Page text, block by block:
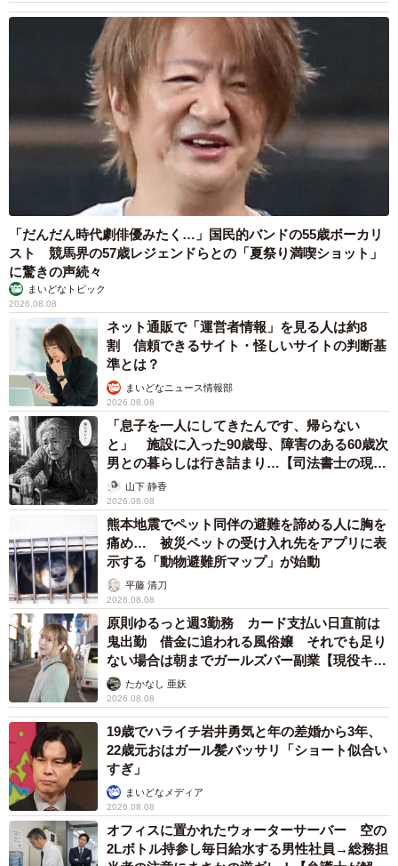
「だんだん時代劇俳優みたく…」国民的バンドの55歳ボーカリ
スト 競馬界の57歳レジェンドらとの「夏祭り満喫ショット」
に驚きの声続々
まいどなトピック
2026.08.08
ネット通販で「運営者情報」を見る人は約8
割 信頼できるサイト・怪しいサイトの判断基
準とは？
まいどなニュース情報部
2026.08.08
「息子を一人にしてきたんです、帰らない
と」 施設に入った90歳母、障害のある60歳次
男との暮らしは行き詰まり…【司法書士の現場
から】山下 静香
2026.08.08
熊本地震でペット同伴の避難を諦める人に胸を
痛め… 被災ペットの受け入れ先をアプリに表
示する「動物避難所マップ」が始動
平藤 清刀
2026.08.08
原則ゆるっと週3勤務 カード支払い日直前は
鬼出勤 借金に追われる風俗嬢 それでも足り
ない場合は朝までガールズバー副業【現役キャ
ストに取材】
たかなし 亜妖
2026.08.08
19歳でハライチ岩井勇気と年の差婚から3年、
22歳元おはガール髪バッサリ「ショート似合い
すぎ」
まいどなメディア
2026.08.08
オフィスに置かれたウォーターサーバー 空の
2Lボトル持参し毎日給水する男性社員→総務担